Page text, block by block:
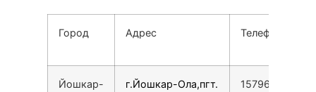
Город Адрес Телефон
Йошкар-
г.Йошкар-Ола,пгт.
157963320160